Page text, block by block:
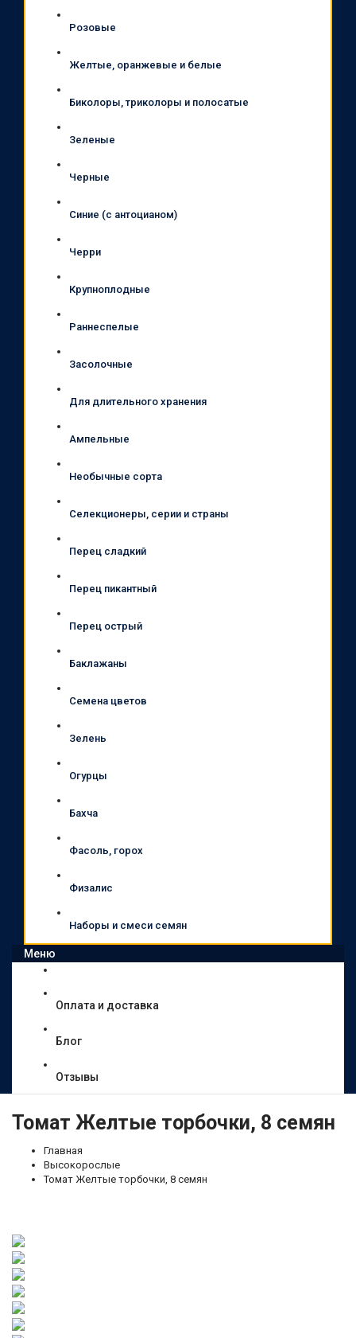
Розовые
Желтые, оранжевые и белые
Биколоры, триколоры и полосатые
Зеленые
Черные
Синие (с антоцианом)
Черри
Крупноплодные
Раннеспелые
Засолочные
Для длительного хранения
Ампельные
Необычные сорта
Селекционеры, серии и страны
Перец сладкий
Перец пикантный
Перец острый
Баклажаны
Семена цветов
Зелень
Огурцы
Бахча
Фасоль, горох
Физалис
Наборы и смеси семян
Меню
Оплата и доставка
Блог
Отзывы
Томат Желтые торбочки, 8 семян
Главная
Высокорослые
Томат Желтые торбочки, 8 семян